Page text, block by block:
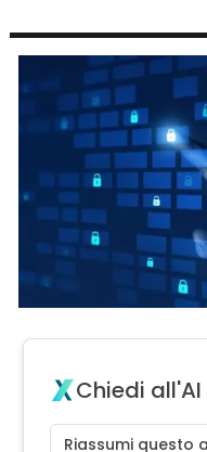
Chiedi all'AI
Riassumi questo